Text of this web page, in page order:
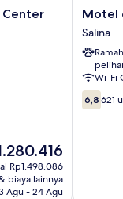
Center
Rp1.498.086
biaya lainnya
Agu - 24 Agu
Motel
6
Salina,
KS
Salina
Motel
Salina
Wi-Fi
6.8
dari
6,8 621